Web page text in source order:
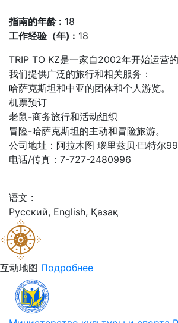
指南的年龄 : 18
工作经验（年) : 18
TRIP TO KZ是一家自2002年开始运营的
我们提供广泛的旅行和相关服务：
哈萨克斯坦和中亚的团体和个人游览。
机票预订
老鼠-商务旅行和活动组织
冒险-哈萨克斯坦的主动和冒险旅游。
公司地址：阿拉木图 瑙里兹贝·巴特尔
电话/传真：7-727-2480996
语文 :
Русский, English, Қазақ
互动地图 Подробнее